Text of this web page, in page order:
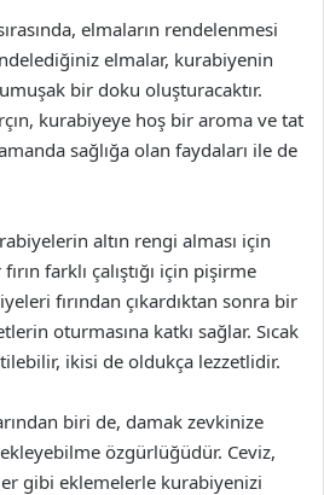
elmaların rendelenmesi
elmalar, kurabiyenin
bir doku oluşturacaktır.
kurabiyeye hoş bir aroma ve tat
sağlığa olan faydaları ile de
altın rengi alması için
farklı çalıştığı için pişirme
fırından çıkardıktan sonra bir
oturmasına katkı sağlar. Sıcak
ikisi de oldukça lezzetlidir.
biri de, damak zevkinize
özgürlüğüdür. Ceviz,
gibi eklemelerle kurabiyenizi